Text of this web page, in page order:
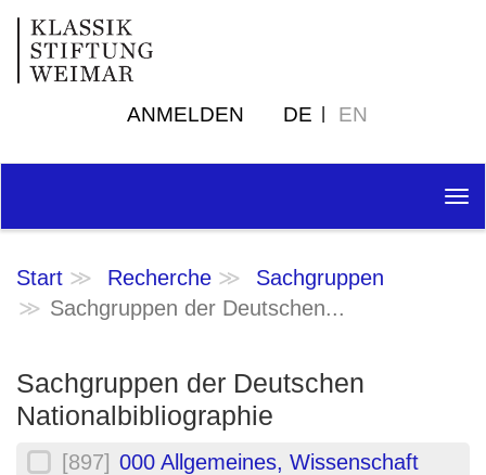
ANMELDEN DE EN
Start Recherche
Sachgruppen
Sachgruppen der Deutschen...
Sachgruppen der Deutschen
Nationalbibliographie
[897] 000 Allgemeines, Wissenschaft